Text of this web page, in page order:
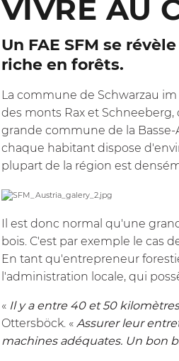
VIVRE AU
Un FAE SFM se
riche en forêts.
La commune de Schwarzau
des monts Rax et
grande commune de la
chaque habitant dispose
plupart de la région est
Il est donc normal qu'une
bois. C'est par exemple le cas
En tant qu'entrepreneur
l'administration locale, qui
« Il y a entre 40 et 50
Ottersböck. «Assurer leur
machines adéquates. Un bon